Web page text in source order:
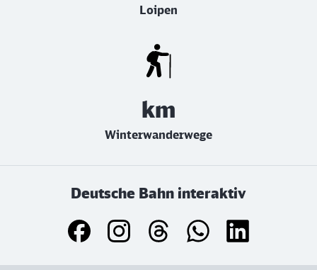
Loipen
km
Winterwanderwege
Deutsche Bahn interaktiv